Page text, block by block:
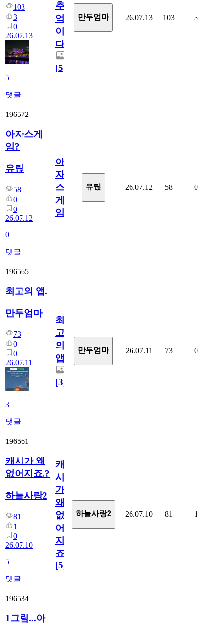
103
3
0
26.07.13
5
댓글
추
억
이
다.
[5]
만두엄마 26.07.13 103 3
196572
아자스게
임?
유릱
58
0
0
26.07.12
0
댓글
아
자
스
게
임?
유릱 26.07.12 58 0
196565
최고의 앱.
만두엄마
73
0
0
26.07.11
3
댓글
최
고
의
앱.
[3]
만두엄마 26.07.11 73 0
196561
캐시가 왜
없어지죠.?
하늘사랑2
81
1
0
26.07.10
5
댓글
캐
시
가
왜
없
어
지
죠.?
[5]
하늘사랑2 26.07.10 81 1
196534
1그림...아